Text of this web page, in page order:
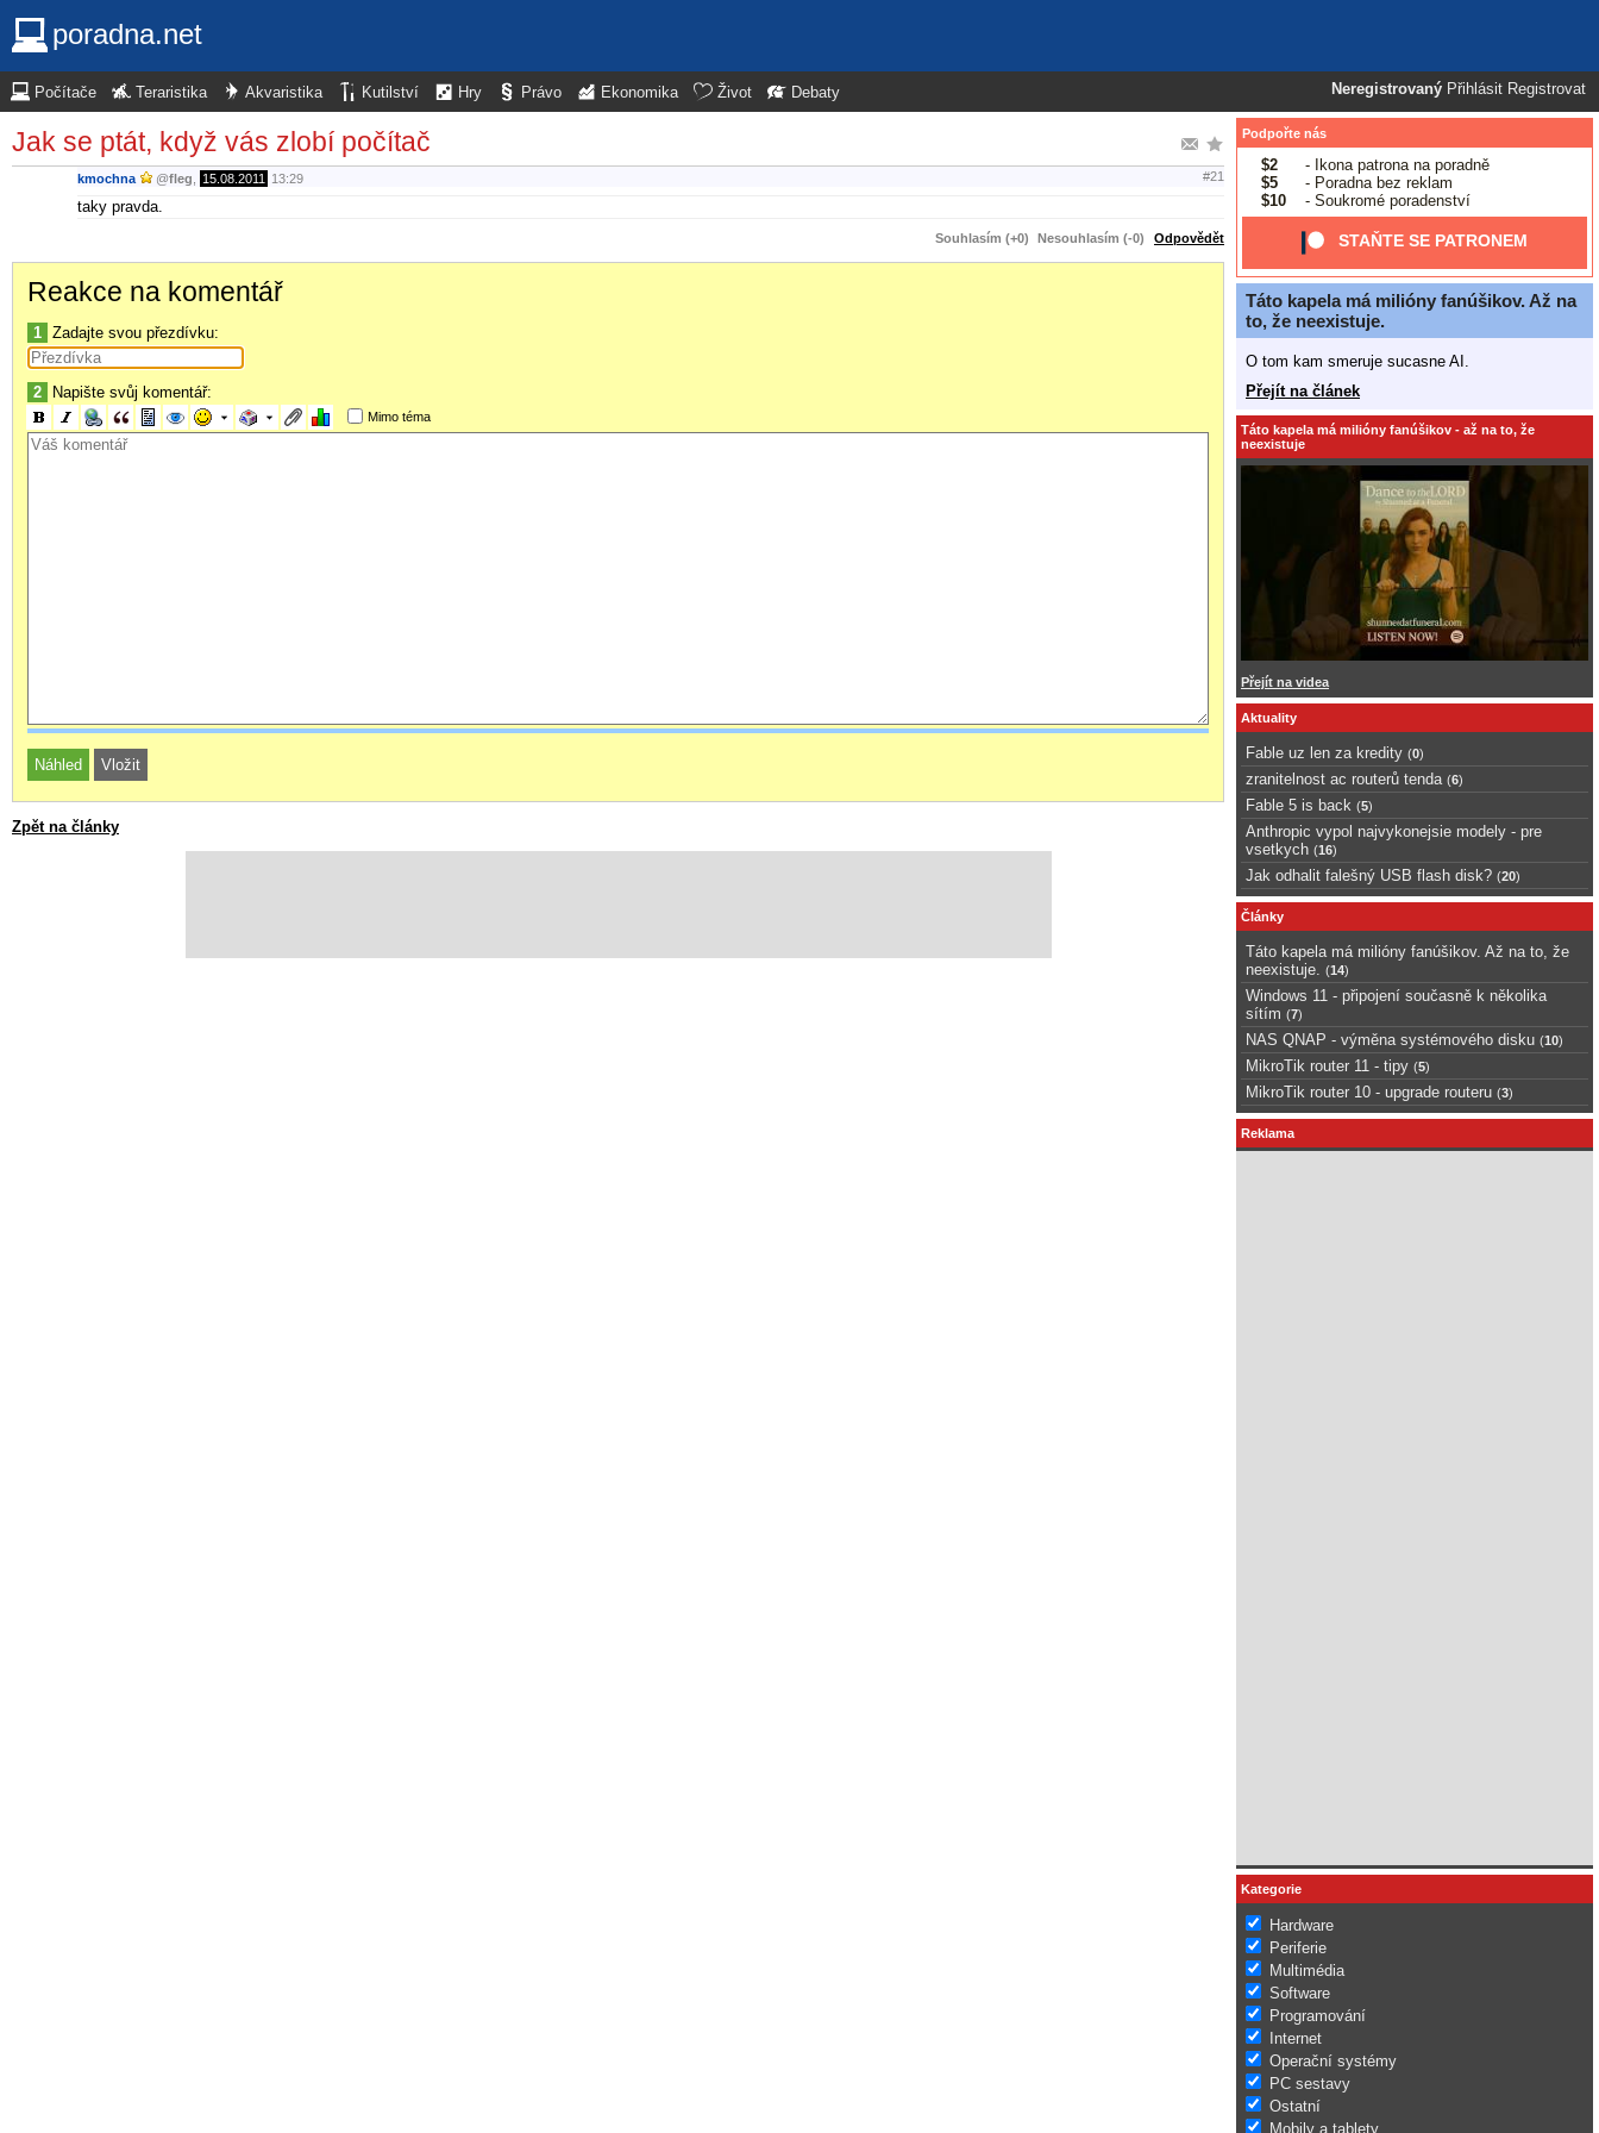
poradna.net
Neregistrovaný Přihlásit Registrovat
Počítače Teraristika Akvaristika Kutilství Hry Právo Ekonomika Život Debaty
Jak se ptát, když vás zlobí počítač
kmochna @fleg 15.08.2011 13:29 #21
taky pravda.
Souhlasím (+0) Nesouhlasím (-0) Odpovědět
Reakce na komentář
1 Zadajte svou přezdívku:
2 Napište svůj komentář:
Mimo téma
Zpět na články
Podpořte nás
$2
- Ikona patrona na poradně
$5
- Poradna bez reklam
$10
- Soukromé poradenství
STAŇTE SE PATRONEM
Táto kapela má milióny fanúšikov. Až na
to, že neexistuje.
O tom kam smeruje sucasne AI.
Přejít na článek
Táto kapela má milióny fanúšikov - až na to, že
neexistuje
Přejít na videa
Aktuality
Fable uz len za kredity (0)
zranitelnost ac routerů tenda (6)
Fable 5 is back (5)
Anthropic vypol najvykonejsie modely - pre
vsetkych (16)
Jak odhalit falešný USB flash disk? (20)
Články
Táto kapela má milióny fanúšikov. Až na to, že
neexistuje.
(14)
Windows 11 - připojení současně k několika
sítím (7)
NAS QNAP - výměna systémového disku (10)
MikroTik router 11 - tipy (5)
MikroTik router 10 - upgrade routeru (3)
Reklama
Kategorie
Hardware
Periferie
Multimédia
Software
Programování
Internet
Operační systémy
PC sestavy
Ostatní
Mobily a tablety